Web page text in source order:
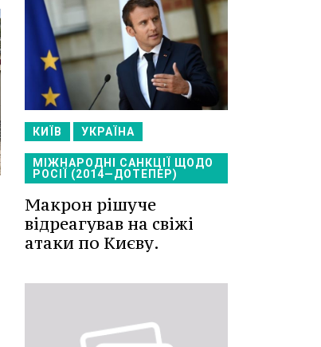
КИЇВ УКРАЇНА
МІЖНАРОДНІ САНКЦІЇ ЩОДО
РОСІЇ (2014—ДОТЕПЕР)
Макрон рішуче
відреагував на свіжі
атаки по Києву.